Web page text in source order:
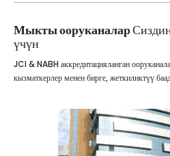
Мыкты ооруканалар
үчүн
JCI & NABH аккредитацияланган
кызматкерлер менен бирге, жеткиликтүү